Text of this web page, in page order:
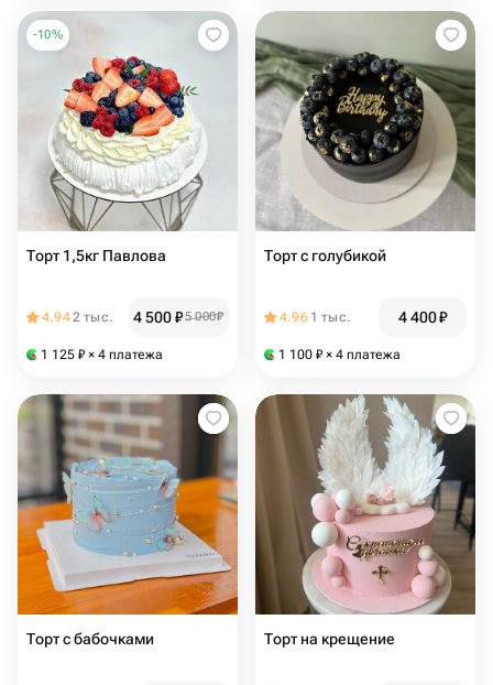
-10%
Торт 1,5кг Павлова
4.942 тыс. 4 500₽5 000₽
1 125 ₽ × 4 платежа
Торт с голубикой
4.96 1 тыс. 4 400₽
1 100 ₽ × 4 платежа
Торт с бабочками Торт на крещение